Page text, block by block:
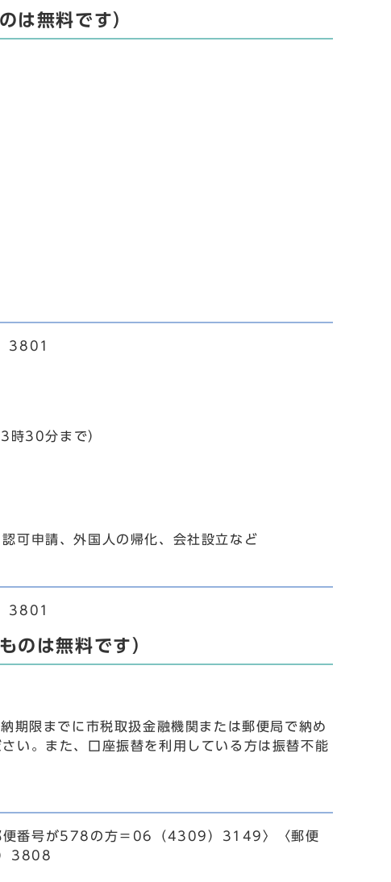
無料です）
3801
時30分まで）
可申請、外国人の帰化、会社設立など
3801
は無料です）
限までに市税取扱金融機関または郵便局で納め
い。また、口座振替を利用している方は振替不能
番号が578の方＝06（4309）3149〉〈郵便
3808